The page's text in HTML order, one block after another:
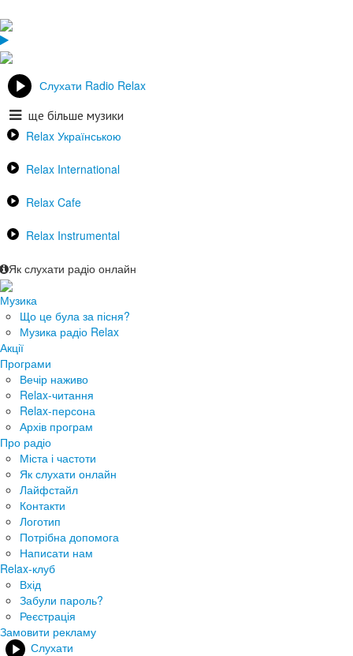
Слухати Radio Relax
ще більше музики
Relax Українською
Relax International
Relax Cafe
Relax Instrumental
Як слухати радіо онлайн
Музика
Що це була за пісня?
Музика радіо Relax
Акції
Програми
Вечір наживо
Relax-читання
Relax-персона
Архів програм
Про радіо
Міста і частоти
Як слухати онлайн
Лайфстайл
Контакти
Логотип
Потрібна допомога
Написати нам
Relax-клуб
Вхід
Забули пароль?
Реєстрація
Замовити рекламу
Слухати